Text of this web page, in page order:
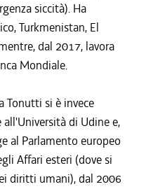
siccità). Ha
Turkmenistan, El
dal 2017, lavora
Mondiale.
Tonutti si è invece
di Udine e,
al Parlamento europeo
Affari esteri (dove si
diritti umani), dal 2006